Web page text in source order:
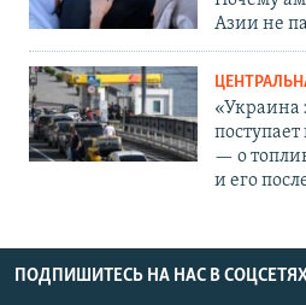
Азии не
«Украина
— о
и его
ПОДПИШИТЕСЬ НА НАС В